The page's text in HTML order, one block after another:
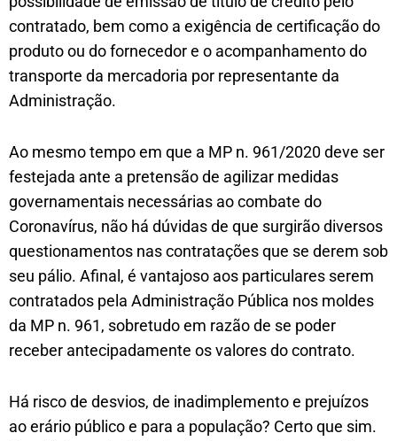
contratado, bem como a exigência de certificação do
produto ou do fornecedor e o acompanhamento do
transporte da mercadoria por representante da
Administração.
Ao mesmo tempo em que a MP n. 961/2020 deve ser
festejada ante a pretensão de agilizar medidas
governamentais necessárias ao combate do
Coronavírus, não há dúvidas de que surgirão diversos
questionamentos nas contratações que se derem sob
seu pálio. Afinal, é vantajoso aos particulares serem
contratados pela Administração Pública nos moldes
da MP n. 961, sobretudo em razão de se poder
receber antecipadamente os valores do contrato.
Há risco de desvios, de inadimplemento e prejuízos
ao erário público e para a população? Certo que sim.